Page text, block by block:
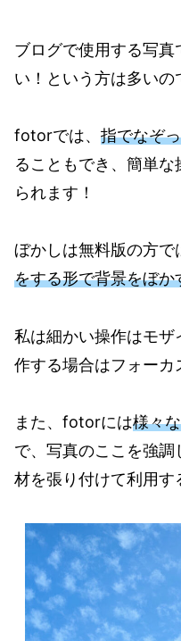
ブログで使用する写
い！という方は多いの
fotorでは、 指でなぞ
ることもでき、簡単
られます！
ぼかしは無料版の方で
をする形で背景をぼか
私は細かい操作はモ
作する場合はフォーカ
また、fotorには様々
で、写真のここを強
材を張り付けて利用す